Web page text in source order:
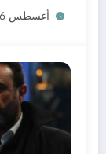
أغسطس 6, 2026